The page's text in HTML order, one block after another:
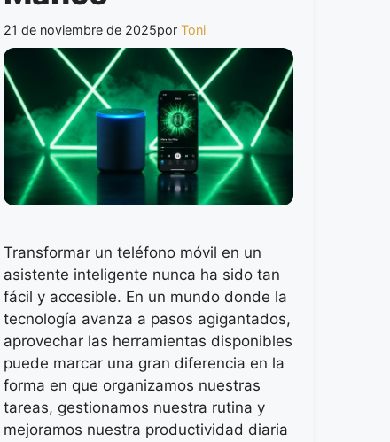
21 de noviembre de 2025por Toni
Transformar un teléfono móvil en un
asistente inteligente nunca ha sido tan
fácil y accesible. En un mundo donde la
tecnología avanza a pasos agigantados,
aprovechar las herramientas disponibles
puede marcar una gran diferencia en la
forma en que organizamos nuestras
tareas, gestionamos nuestra rutina y
mejoramos nuestra productividad diaria